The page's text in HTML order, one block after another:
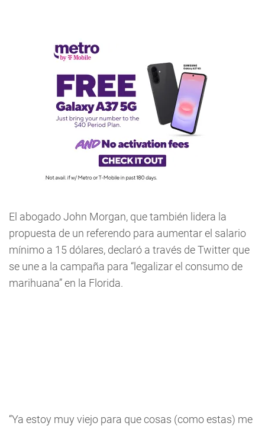
El abogado John Morgan, que también lidera la
propuesta de un referendo para aumentar el salario
mínimo a 15 dólares, declaró a través de Twitter que
se une a la campaña para “legalizar el consumo de
marihuana” en la Florida.
“Ya estoy muy viejo para que cosas (como estas) me